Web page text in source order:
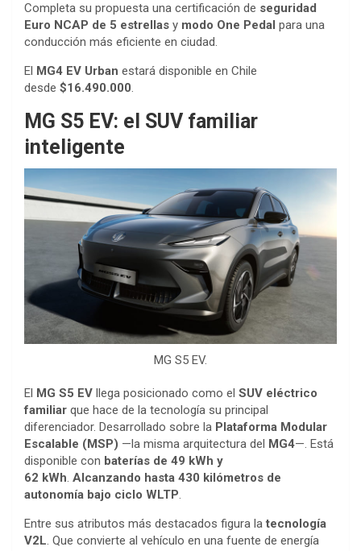
Completa su propuesta una certificación de seguridad
Euro NCAP de 5 estrellas y modo One Pedal para una
conducción más eficiente en ciudad.
El MG4 EV Urban estará disponible en Chile
desde $16.490.000.
MG S5 EV: el SUV familiar
inteligente
MG S5 EV.
El MG S5 EV llega posicionado como el SUV eléctrico
familiar que hace de la tecnología su principal
diferenciador. Desarrollado sobre la Plataforma Modular
Escalable (MSP) —la misma arquitectura del MG4—. Está
disponible con baterías de 49 kWh y
62 kWh. Alcanzando hasta 430 kilómetros de
autonomía bajo ciclo WLTP.
Entre sus atributos más destacados figura latecnología
V2L. Que convierte al vehículo en una fuente de energía